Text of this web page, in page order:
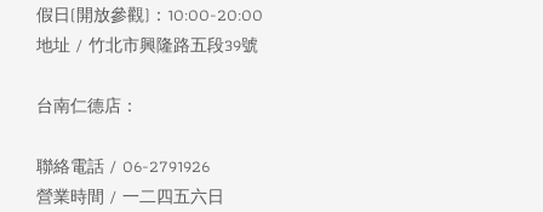
假日(開放參觀)：10:00-20:00
地址 / 竹北市興隆路五段39號
台南仁德店：
聯絡電話 / 06-2791926
營業時間 / 一二四五六日